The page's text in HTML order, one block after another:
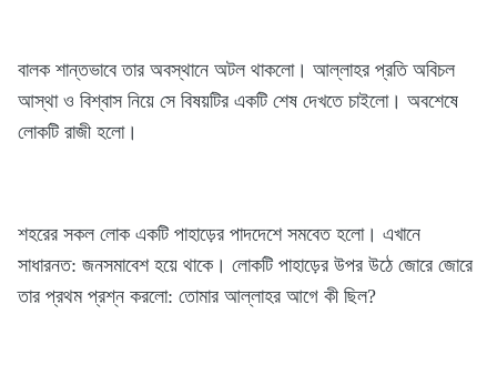
বালক শান্তভাবে তার অবস্থানে অটল থাকলো। আল্লাহর প্রতি অবিচল
আস্থা ও বিশ্বাস নিয়ে সে বিষয়টির একটি শেষ দেখতে চাইলো। অবশেষে
লোকটি রাজী হলো।
শহরের সকল লোক একটি পাহাড়ের পাদদেশে সমবেত হলো। এখানে
সাধারনত: জনসমাবেশ হয়ে থাকে। লোকটি পাহাড়ের উপর উঠে জোরে জোরে
তার প্রথম প্রশ্ন করলো: তোমার আল্লাহর আগে কী ছিল?